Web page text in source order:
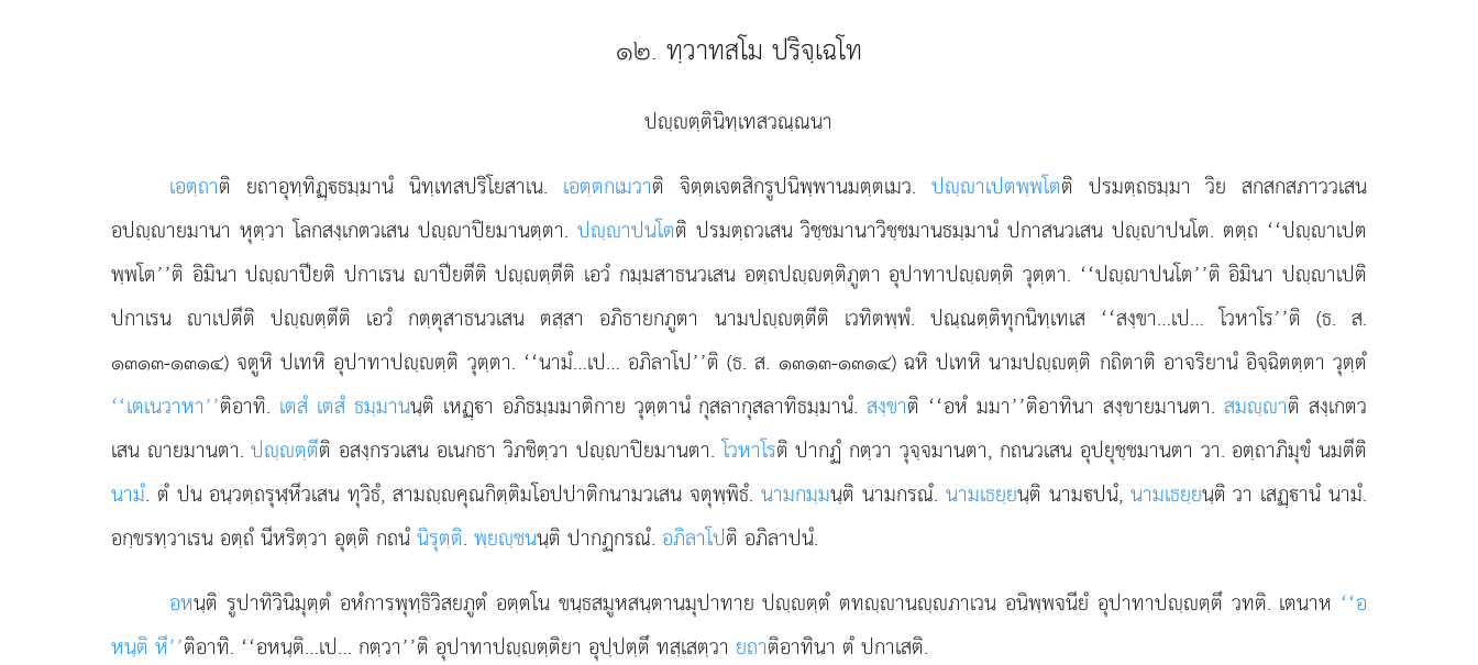
๑๒. ทฺวาทสโม ปริจฺเฉโท
ปฺตฺตินิทฺเทสวณฺณนา
เอตฺถาติ ยถาอุทฺทิฏฺธมฺมานํ นิทฺเทสปริโยสาเน. เอตฺตกเมวาติ จิตฺตเจตสิกรูปนิพฺพานมตฺตเมว. ปฺาเปตพฺพโตติ ปรมตฺถธมฺมา วิย สกสกสภาววเสน
อปฺายมานา หุตฺวา โลกสงฺเกตวเสน ปฺาปิยมานตฺตา. ปฺาปนโตติ ปรมตฺถวเสน วิชฺชมานาวิชฺชมานธมฺมานํ ปกาสนวเสน ปฺาปนโต. ตตฺถ ‘‘ปฺาเปต
พฺพโต’’ติ อิมินา ปฺาปียติ ปกาเรน าปียตีติ ปฺตฺตีติ เอวํ กมฺมสาธนวเสน อตฺถปฺตฺติภูตา อุปาทาปฺตฺติ วุตฺตา. ‘‘ปฺาปนโต’’ติ อิมินา ปฺาเปติ
ปกาเรน าเปตีติ ปฺตฺตีติ เอวํ กตฺตุสาธนวเสน ตสฺสา อภิธายกภูตา นามปฺตฺตีติ เวทิตพฺพํ. ปณฺณตฺติทุกนิทฺเทเส ‘‘สงฺขา…เป… โวหาโร’’ติ (ธ. ส.
๑๓๑๓-๑๓๑๔) จตูหิ ปเทหิ อุปาทาปฺตฺติ วุตฺตา. ‘‘นามํ…เป… อภิลาโป’’ติ (ธ. ส. ๑๓๑๓-๑๓๑๔) ฉหิ ปเทหิ นามปฺตฺติ กถิตาติ อาจริยานํ อิจฺฉิตตฺตา วุตฺตํ
‘‘เตเนวาหา’’ติอาทิ. เตสํ เตสํ ธมฺมานนฺติ เหฏฺา อภิธมฺมมาติกาย วุตฺตานํ กุสลากุสลาทิธมฺมานํ.สงฺขาติ ‘‘อหํ มมา’’ติอาทินา สงฺขายมานตา.สมฺาติ สงฺเกตว
เสน ายมานตา.ปฺตฺตีติ อสงฺกรวเสน อเนกธา วิภชิตฺวา ปฺาปิยมานตา.โวหาโรติ ปากฏํ กตฺวา วุจฺจมานตา, กถนวเสน อุปยุชฺชมานตา วา. อตฺถาภิมุขํ นมตีติ
นามํ. ตํ ปน อนฺวตฺถรุฬฺหีวเสน ทุวิธํ, สามฺคุณกิตฺติมโอปปาติกนามวเสน จตุพฺพิธํ. นามกมฺมนฺติ นามกรณํ. นามเธยฺยนฺติ นามปนํ, นามเธยฺยนฺติ วา เสฏฺานํ นามํ.
อกฺขรทฺวาเรน อตฺถํ นีหริตฺวา อุตฺติ กถนํนิรุตฺติ. พฺยฺชนนฺติ ปากฏกรณํ. อภิลาโปติ อภิลาปนํ.
อหนฺติรูปาทิวินิมุตฺตํ อหํการพุทฺธิวิสยภูตํ อตฺตโน ขนฺธสมูหสนฺตานมุปาทาย ปฺตฺตํ ตทฺานฺภาเวน อนิพฺพจนียํ อุปาทาปฺตฺตึ วทติ. เตนาห ‘‘อ
หนฺติ หี’’ติอาทิ. ‘‘อหนฺติ…เป… กตฺวา’’ติ อุปาทาปฺตฺติยา อุปฺปตฺตึ ทสฺเสตฺวา ยถาติอาทินา ตํ ปกาเสติ.